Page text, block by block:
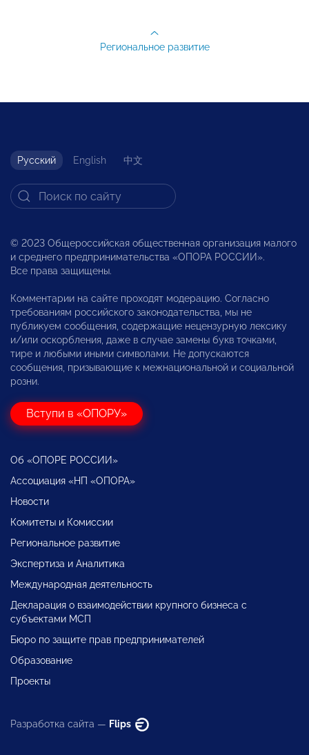
Региональное развитие
Русский English 中文
© 2023 Общероссийская общественная организация малого
и среднего предпринимательства «ОПОРА РОССИИ».
Все права защищены.
Комментарии на сайте проходят модерацию. Согласно
требованиям российского законодательства, мы не
публикуем сообщения, содержащие нецензурную лексику
и/или оскорбления, даже в случае замены букв точками,
тире и любыми иными символами. Не допускаются
сообщения, призывающие к межнациональной и социальной
розни.
Вступи в «ОПОРУ»
Об «ОПОРЕ РОССИИ»
Ассоциация «НП «ОПОРА»
Новости
Комитеты и Комиссии
Региональное развитие
Экспертиза и Аналитика
Международная деятельность
Декларация о взаимодействии крупного бизнеса с
субъектами МСП
Бюро по защите прав предпринимателей
Образование
Проекты
Разработка сайта — Flips